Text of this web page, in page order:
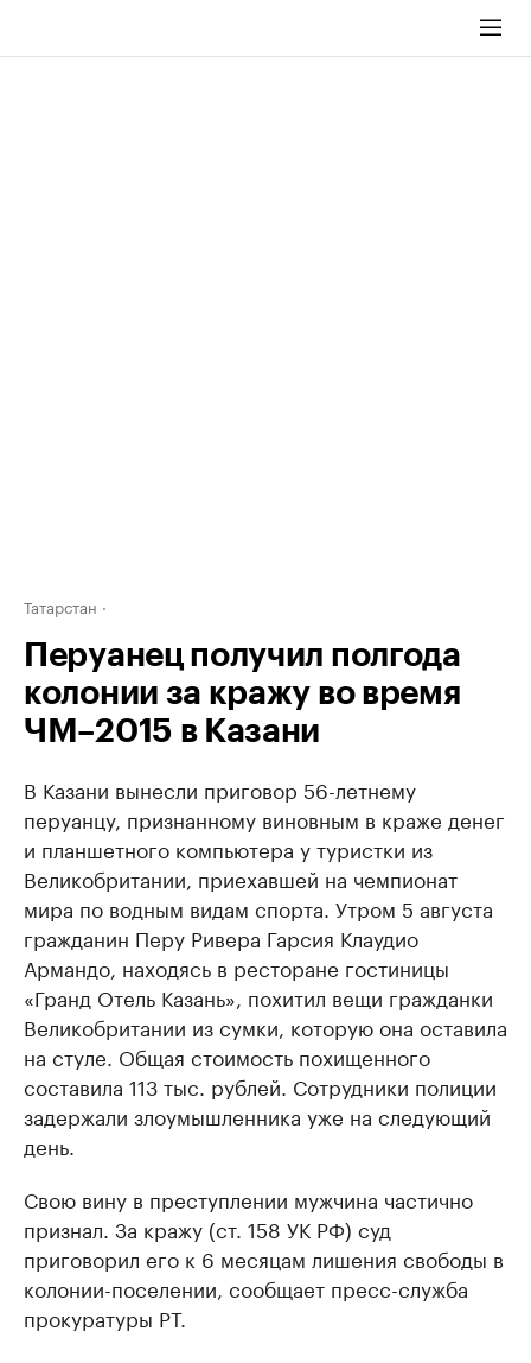
Татарстан
Перуанец получил полгода
колонии за кражу во время
ЧМ–2015 в Казани
В Казани вынесли приговор 56-летнему
перуанцу, признанному виновным в краже денег
и планшетного компьютера у туристки из
Великобритании, приехавшей на чемпионат
мира по водным видам спорта. Утром 5 августа
гражданин Перу Ривера Гарсия Клаудио
Армандо, находясь в ресторане гостиницы
«Гранд Отель Казань», похитил вещи гражданки
Великобритании из сумки, которую она оставила
на стуле. Общая стоимость похищенного
составила 113 тыс. рублей. Сотрудники полиции
задержали злоумышленника уже на следующий
день.
Свою вину в преступлении мужчина частично
признал. За кражу (ст. 158 УК РФ) суд
приговорил его к 6 месяцам лишения свободы в
колонии-поселении, сообщает пресс-служба
прокуратуры РТ.